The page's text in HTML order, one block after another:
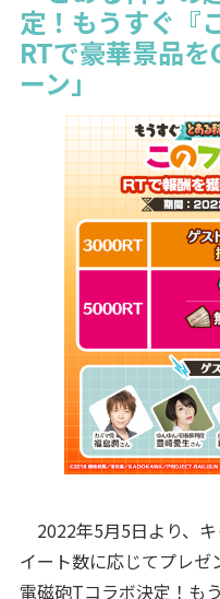
定！もうすぐ『
RTで豪華景品
ーン」
2022年5月5日より、
イート数に応じてプレ
電磁砲Tコラボ決定！も